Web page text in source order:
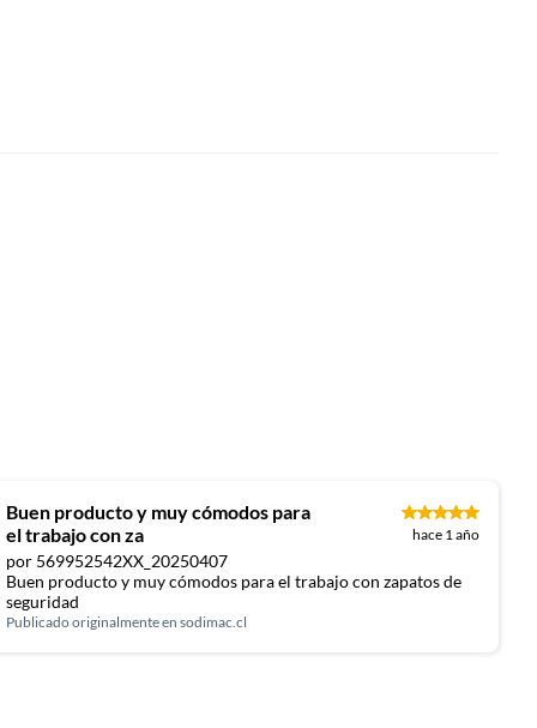
Buen producto y muy cómodos para
el trabajo con za
por 569952542XX_20250407
hace 1 año
Buen producto y muy cómodos para el trabajo con zapatos de
seguridad
Publicado originalmente ensodimac.cl